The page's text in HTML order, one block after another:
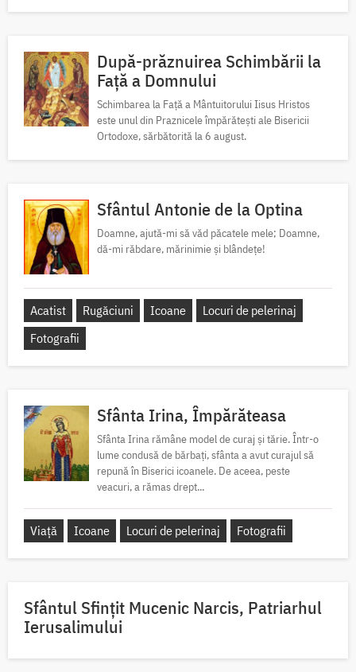
După-prăznuirea Schimbării la
Față a Domnului
Schimbarea la Față a Mântuitorului Iisus Hristos
este unul din Praznicele împărătești ale Bisericii
Ortodoxe, sărbătorită la 6 august.
Sfântul Antonie de la Optina
Doamne, ajută-mi să văd păcatele mele; Doamne,
dă-mi răbdare, mărinimie şi blândeţe!
Acatist Rugăciuni Icoane
Locuri de pelerinaj
Fotografii
Sfânta Irina, Împărăteasa
Sfânta Irina rămâne model de curaj și tărie. Într-o
lume condusă de bărbați, sfânta a avut curajul să
repună în Biserici icoanele. De aceea, peste
veacuri, a rămas drept...
Viață Icoane Locuri de pelerinaj Fotografii
Sfântul Sfinţit Mucenic Narcis, Patriarhul
Ierusalimului